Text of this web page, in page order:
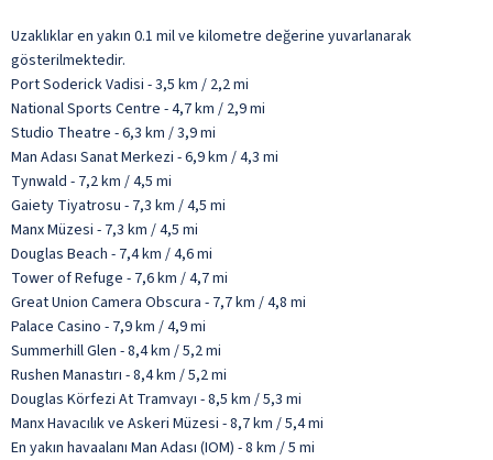
Uzaklıklar en yakın 0.1 mil ve kilometre değerine yuvarlanarak
gösterilmektedir.
Port Soderick Vadisi - 3,5 km / 2,2 mi
National Sports Centre - 4,7 km / 2,9 mi
Studio Theatre - 6,3 km / 3,9 mi
Man Adası Sanat Merkezi - 6,9 km / 4,3 mi
Tynwald - 7,2 km / 4,5 mi
Gaiety Tiyatrosu - 7,3 km / 4,5 mi
Manx Müzesi - 7,3 km / 4,5 mi
Douglas Beach - 7,4 km / 4,6 mi
Tower of Refuge - 7,6 km / 4,7 mi
Great Union Camera Obscura - 7,7 km / 4,8 mi
Palace Casino - 7,9 km / 4,9 mi
Summerhill Glen - 8,4 km / 5,2 mi
Rushen Manastırı - 8,4 km / 5,2 mi
Douglas Körfezi At Tramvayı - 8,5 km / 5,3 mi
Manx Havacılık ve Askeri Müzesi - 8,7 km / 5,4 mi
En yakın havaalanı Man Adası (IOM) - 8 km / 5 mi